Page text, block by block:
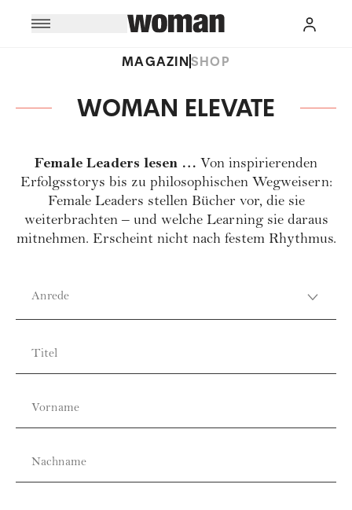
MAGAZINSHOP
WOMAN ELEVATE
Female Leaders lesen … Von inspirierenden
Erfolgsstorys bis zu philosophischen Wegweisern:
Female Leaders stellen Bücher vor, die sie
weiterbrachten – und welche Learning sie daraus
mitnehmen. Erscheint nicht nach festem Rhythmus.
Anrede
Titel
Vorname
Nachname